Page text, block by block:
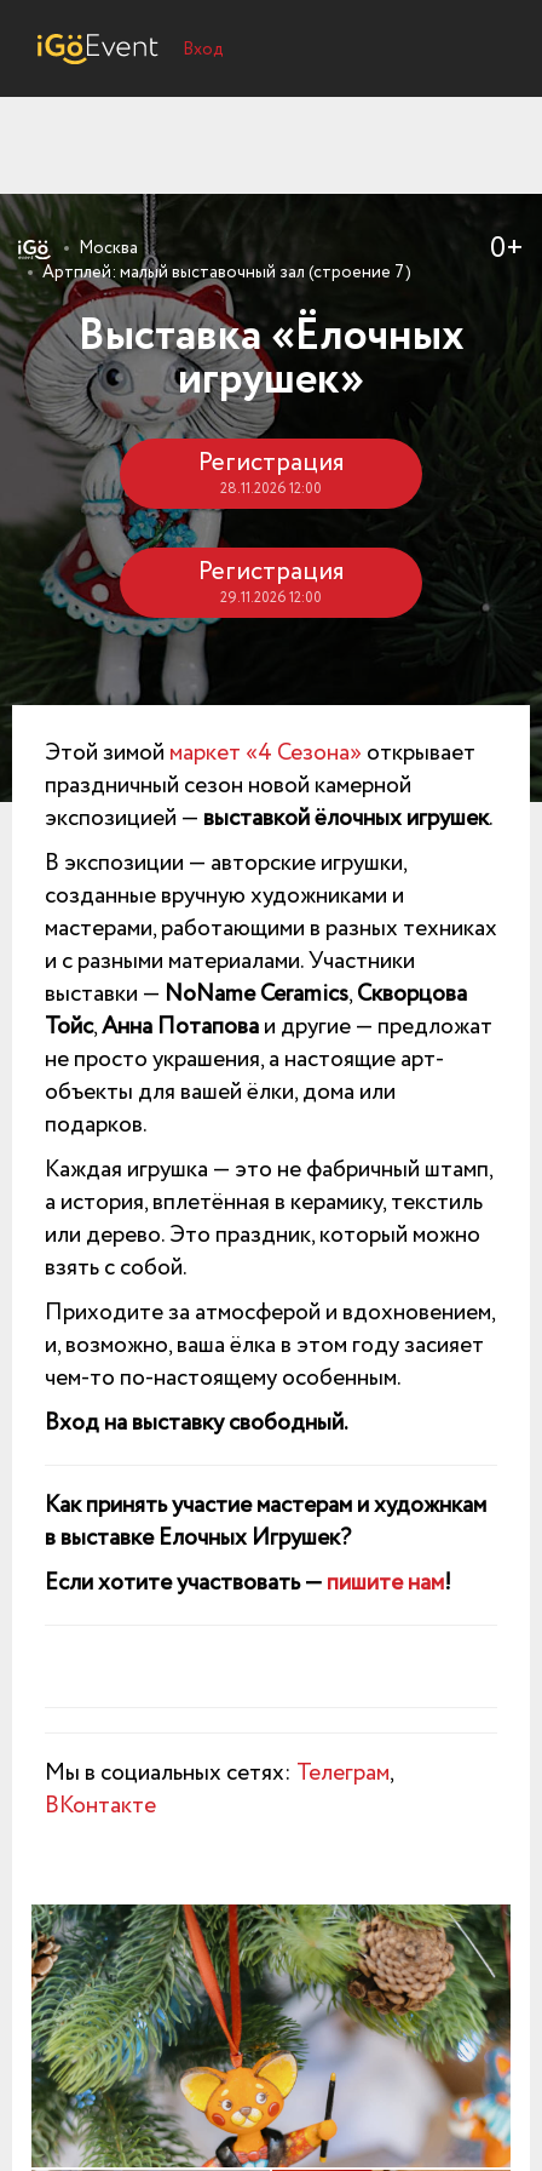
Вход
Москва
Артплей: малый выставочный зал (строение 7)
0+
Выставка «Ёлочных
игрушек»
Регистрация
28.11.2026 12:00
Регистрация
29.11.2026 12:00
Этой зимой маркет «4 Сезона» открывает
праздничный сезон новой камерной
экспозицией — выставкой ёлочных игрушек.
В экспозиции — авторские игрушки,
созданные вручную художниками и
мастерами, работающими в разных техниках
и с разными материалами. Участники
выставки — NoName Ceramics,Скворцова
Тойс,Анна Потаповаи другие — предложат
не просто украшения, а настоящие арт-
объекты для вашей ёлки, дома или
подарков.
Каждая игрушка — это не фабричный штамп,
а история, вплетённая в керамику, текстиль
или дерево. Это праздник, который можно
взять с собой.
Приходите за атмосферой и вдохновением,
и, возможно, ваша ёлка в этом году засияет
чем-то по-настоящему особенным.
Вход на выставку свободный.
Как принять участие мастерам и художнкам
в выставке Елочных Игрушек?
Если хотите участвовать —пишите нам!
Мы в социальных сетях: Телеграм,
ВКонтакте